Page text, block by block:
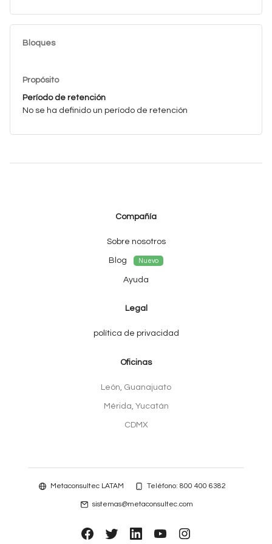
Bloques
Propósito
Período de retención
No se ha definido un período de retención
Compañía
Sobre nosotros
Blog Nuevo
Ayuda
Legal
política de privacidad
Oficinas
León, Guanajuato
Mérida, Yucatán
CDMX
Metaconsultec LATAM Teléfono: 800 400 6382
sistemas@metaconsultec.com